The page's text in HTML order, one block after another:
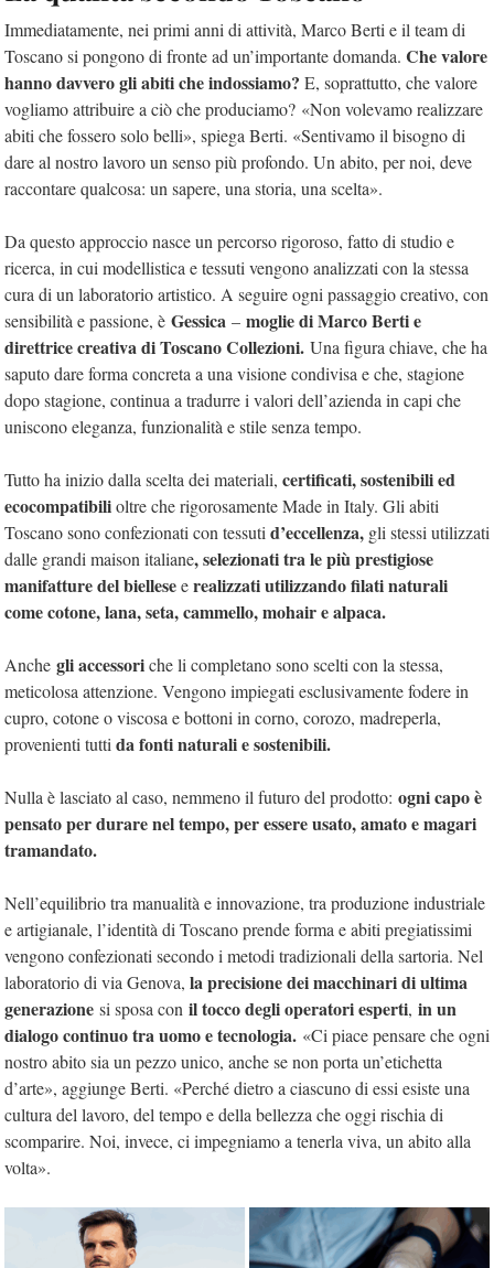
Immediatamente, nei primi anni di attività, Marco Berti e il team di
Toscano si pongono di fronte ad un’importante domanda. Che valore
hanno davvero gli abiti che indossiamo? E, soprattutto, che valore
vogliamo attribuire a ciò che produciamo? «Non volevamo realizzare
abiti che fossero solo belli», spiega Berti. «Sentivamo il bisogno di
dare al nostro lavoro un senso più profondo. Un abito, per noi, deve
raccontare qualcosa: un sapere, una storia, una scelta».
Da questo approccio nasce un percorso rigoroso, fatto di studio e
ricerca, in cui modellistica e tessuti vengono analizzati con la stessa
cura di un laboratorio artistico. A seguire ogni passaggio creativo, con
sensibilità e passione, è Gessica – moglie di Marco Berti e
direttrice creativa di Toscano Collezioni. Una figura chiave, che ha
saputo dare forma concreta a una visione condivisa e che, stagione
dopo stagione, continua a tradurre i valori dell’azienda in capi che
uniscono eleganza, funzionalità e stile senza tempo.
Tutto ha inizio dalla scelta dei materiali, certificati, sostenibili ed
ecocompatibilioltre che rigorosamente Made in Italy. Gli abiti
Toscano sono confezionati con tessutid’eccellenza, gli stessi utilizzati
dalle grandi maison italiane, selezionati tra le più prestigiose
manifatture del bielleseerealizzati utilizzando filati naturali
come cotone, lana, seta, cammello, mohair e alpaca.
Anche gli accessoriche li completano sono scelti con la stessa,
meticolosa attenzione. Vengono impiegati esclusivamente fodere in
cupro, cotone o viscosa e bottoni in corno, corozo, madreperla,
provenienti tuttida fonti naturali e sostenibili.
Nulla è lasciato al caso, nemmeno il futuro del prodotto: ogni capo è
pensato per durare nel tempo, per essere usato, amato e magari
tramandato.
Nell’equilibrio tra manualità e innovazione, tra produzione industriale
e artigianale, l’identità di Toscano prende forma e abiti pregiatissimi
vengono confezionati secondo i metodi tradizionali della sartoria. Nel
laboratorio di via Genova, la precisione dei macchinari di ultima
generazione si sposa con il tocco degli operatori esperti, in un
dialogo continuo tra uomo e tecnologia. «Ci piace pensare che ogni
nostro abito sia un pezzo unico, anche se non porta un’etichetta
d’arte», aggiunge Berti. «Perché dietro a ciascuno di essi esiste una
cultura del lavoro, del tempo e della bellezza che oggi rischia di
scomparire. Noi, invece, ci impegniamo a tenerla viva, un abito alla
volta».